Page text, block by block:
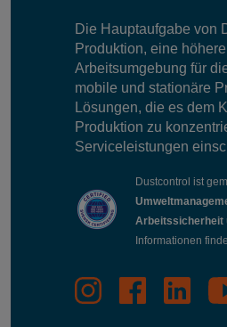
Die Hauptaufgabe von
Produktion, eine
Arbeitsumgebung für
mobile und stationäre
Lösungen, die es dem
Produktion zu
Serviceleistungen
Dustcontrol ist
Arbeitssicherheit
Informationen